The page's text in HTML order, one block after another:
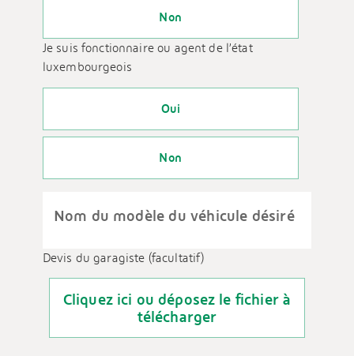
Non
Je suis fonctionnaire ou agent de l’état
luxembourgeois
Oui
Non
Nom du modèle du véhicule désiré
Devis du garagiste (facultatif)
Cliquez ici ou déposez le fichier à
télécharger